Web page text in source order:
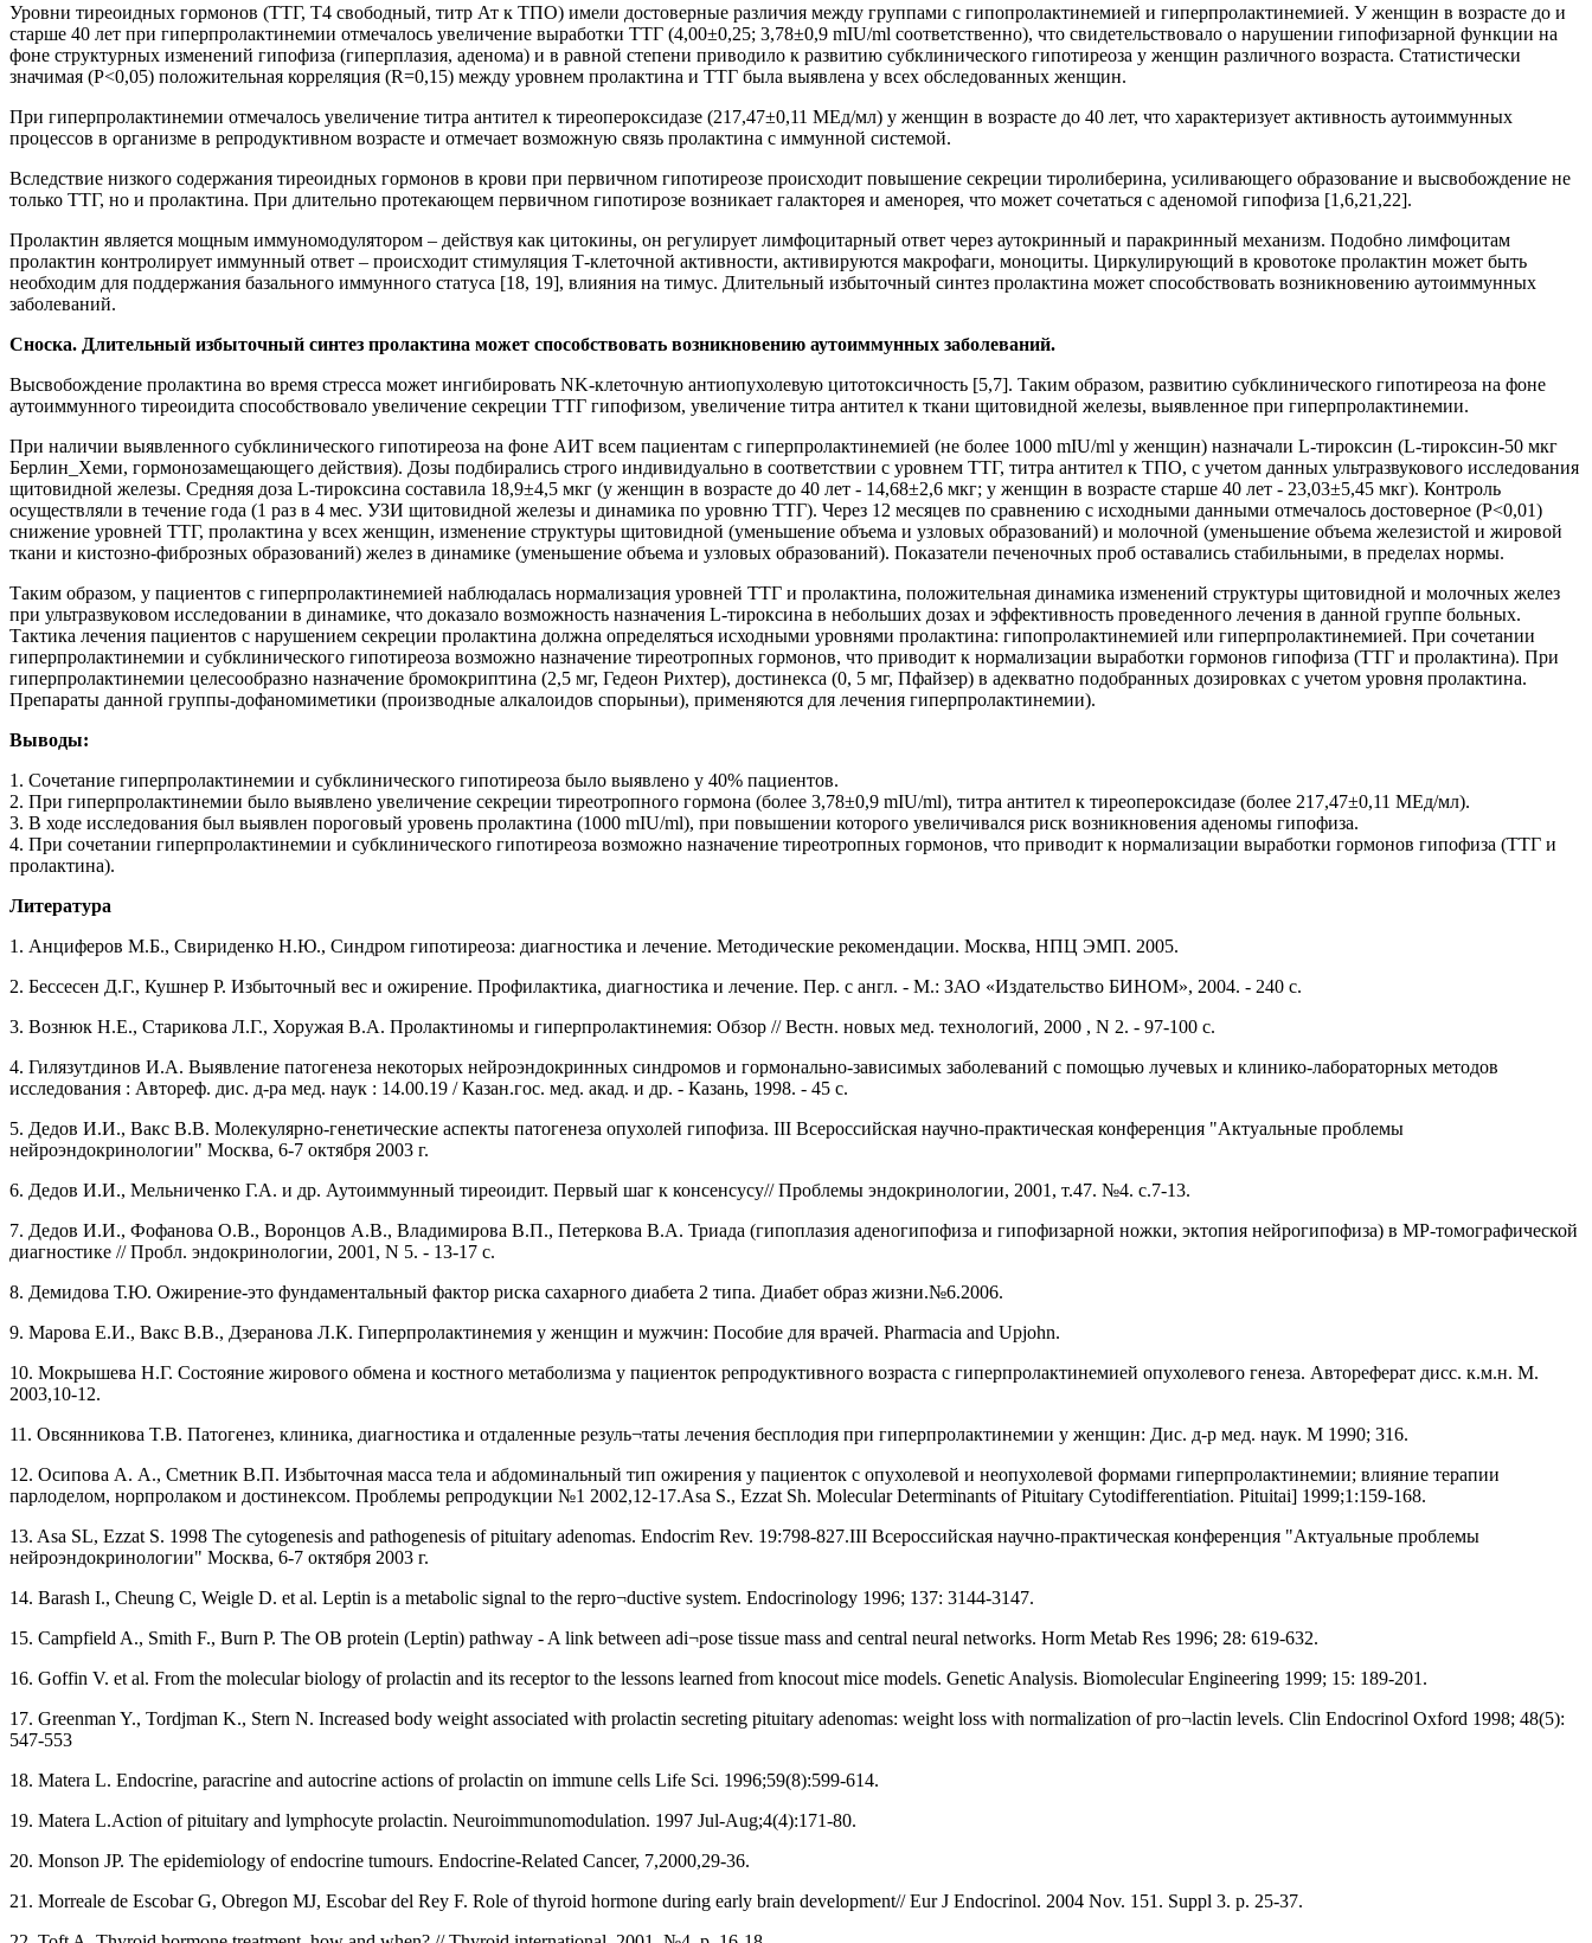
Уровни тиреоидных гормонов (ТТГ, Т4 свободный, титр Ат к ТПО) имели достоверные различия между группами с гипопролактинемией и гиперпролактинемией. У женщин в возрасте до и
старше 40 лет при гиперпролактинемии отмечалось увеличение выработки ТТГ (4,00±0,25; 3,78±0,9 mIU/ml соответственно), что свидетельствовало о нарушении гипофизарной функции на
фоне структурных изменений гипофиза (гиперплазия, аденома) и в равной степени приводило к развитию субклинического гипотиреоза у женщин различного возраста. Статистически
значимая (P<0,05) положительная корреляция (R=0,15) между уровнем пролактина и ТТГ была выявлена у всех обследованных женщин.
При гиперпролактинемии отмечалось увеличение титра антител к тиреопероксидазе (217,47±0,11 МЕд/мл) у женщин в возрасте до 40 лет, что характеризует активность аутоиммунных
процессов в организме в репродуктивном возрасте и отмечает возможную связь пролактина с иммунной системой.
Вследствие низкого содержания тиреоидных гормонов в крови при первичном гипотиреозе происходит повышение секреции тиролиберина, усиливающего образование и высвобождение не
только ТТГ, но и пролактина. При длительно протекающем первичном гипотирозе возникает галакторея и аменорея, что может сочетаться с аденомой гипофиза [1,6,21,22].
Пролактин является мощным иммуномодулятором – действуя как цитокины, он регулирует лимфоцитарный ответ через аутокринный и паракринный механизм. Подобно лимфоцитам
пролактин контролирует иммунный ответ – происходит стимуляция Т-клеточной активности, активируются макрофаги, моноциты. Циркулирующий в кровотоке пролактин может быть
необходим для поддержания базального иммунного статуса [18, 19], влияния на тимус. Длительный избыточный синтез пролактина может способствовать возникновению аутоиммунных
заболеваний.
Сноска. Длительный избыточный синтез пролактина может способствовать возникновению аутоиммунных заболеваний.
Высвобождение пролактина во время стресса может ингибировать NK-клеточную антиопухолевую цитотоксичность [5,7]. Таким образом, развитию субклинического гипотиреоза на фоне
аутоиммунного тиреоидита способствовало увеличение секреции ТТГ гипофизом, увеличение титра антител к ткани щитовидной железы, выявленное при гиперпролактинемии.
При наличии выявленного субклинического гипотиреоза на фоне АИТ всем пациентам с гиперпролактинемией (не более 1000 mIU/ml у женщин) назначали L-тироксин (L-тироксин-50 мкг
Берлин_Хеми, гормонозамещающего действия). Дозы подбирались строго индивидуально в соответствии с уровнем ТТГ, титра антител к ТПО, с учетом данных ультразвукового исследования
щитовидной железы. Средняя доза L-тироксина составила 18,9±4,5 мкг (у женщин в возрасте до 40 лет - 14,68±2,6 мкг; у женщин в возрасте старше 40 лет - 23,03±5,45 мкг). Контроль
осуществляли в течение года (1 раз в 4 мес. УЗИ щитовидной железы и динамика по уровню ТТГ). Через 12 месяцев по сравнению с исходными данными отмечалось достоверное (Р<0,01)
снижение уровней ТТГ, пролактина у всех женщин, изменение структуры щитовидной (уменьшение объема и узловых образований) и молочной (уменьшение объема железистой и жировой
ткани и кистозно-фиброзных образований) желез в динамике (уменьшение объема и узловых образований). Показатели печеночных проб оставались стабильными, в пределах нормы.
Таким образом, у пациентов с гиперпролактинемией наблюдалась нормализация уровней ТТГ и пролактина, положительная динамика изменений структуры щитовидной и молочных желез
при ультразвуковом исследовании в динамике, что доказало возможность назначения L-тироксина в небольших дозах и эффективность проведенного лечения в данной группе больных.
Тактика лечения пациентов с нарушением секреции пролактина должна определяться исходными уровнями пролактина: гипопролактинемией или гиперпролактинемией. При сочетании
гиперпролактинемии и субклинического гипотиреоза возможно назначение тиреотропных гормонов, что приводит к нормализации выработки гормонов гипофиза (ТТГ и пролактина). При
гиперпролактинемии целесообразно назначение бромокриптина (2,5 мг, Гедеон Рихтер), достинекса (0, 5 мг, Пфайзер) в адекватно подобранных дозировках с учетом уровня пролактина.
Препараты данной группы-дофаномиметики (производные алкалоидов спорыньи), применяются для лечения гиперпролактинемии).
Выводы:
1. Сочетание гиперпролактинемии и субклинического гипотиреоза было выявлено у 40% пациентов.
2. При гиперпролактинемии было выявлено увеличение секреции тиреотропного гормона (более 3,78±0,9 mIU/ml), титра антител к тиреопероксидазе (более 217,47±0,11 МЕд/мл).
3. В ходе исследования был выявлен пороговый уровень пролактина (1000 mIU/ml), при повышении которого увеличивался риск возникновения аденомы гипофиза.
4. При сочетании гиперпролактинемии и субклинического гипотиреоза возможно назначение тиреотропных гормонов, что приводит к нормализации выработки гормонов гипофиза (ТТГ и
пролактина).
Литература
1. Анциферов М.Б., Свириденко Н.Ю., Синдром гипотиреоза: диагностика и лечение. Методические рекомендации. Москва, НПЦ ЭМП. 2005.
2. Бессесен Д.Г., Кушнер Р. Избыточный вес и ожирение. Профилактика, диагностика и лечение. Пер. с англ. - М.: ЗАО «Издательство БИНОМ», 2004. - 240 с.
3. Вознюк Н.Е., Старикова Л.Г., Хоружая В.А. Пролактиномы и гиперпролактинемия: Обзор // Вестн. новых мед. технологий, 2000 , N 2. - 97-100 с.
4. Гилязутдинов И.А. Выявление патогенеза некоторых нейроэндокринных синдромов и гормонально-зависимых заболеваний с помощью лучевых и клинико-лабораторных методов
исследования : Автореф. дис. д-ра мед. наук : 14.00.19 / Казан.гос. мед. акад. и др. - Казань, 1998. - 45 с.
5. Дедов И.И., Вакс В.В. Молекулярно-генетические аспекты патогенеза опухолей гипофиза. III Всероссийская научно-практическая конференция "Актуальные проблемы
нейроэндокринологии" Москва, 6-7 октября 2003 г.
6. Дедов И.И., Мельниченко Г.А. и др. Аутоиммунный тиреоидит. Первый шаг к консенсусу// Проблемы эндокринологии, 2001, т.47. №4. с.7-13.
7. Дедов И.И., Фофанова О.В., Воронцов А.В., Владимирова В.П., Петеркова В.А. Триада (гипоплазия аденогипофиза и гипофизарной ножки, эктопия нейрогипофиза) в МР-томографической
диагностике // Пробл. эндокринологии, 2001, N 5. - 13-17 с.
8. Демидова Т.Ю. Ожирение-это фундаментальный фактор риска сахарного диабета 2 типа. Диабет образ жизни.№6.2006.
9. Марова Е.И., Вакс В.В., Дзеранова Л.К. Гиперпролактинемия у женщин и мужчин: Пособие для врачей. Pharmacia and Upjohn.
10. Мокрышева Н.Г. Состояние жирового обмена и костного метаболизма у пациенток репродуктивного возраста с гиперпролактинемией опухолевого генеза. Автореферат дисс. к.м.н. М.
2003,10-12.
11. Овсянникова T.B. Патогенез, клиника, диагностика и отдаленные резуль¬таты лечения бесплодия при гиперпролактинемии у женщин: Дис. д-р мед. наук. М 1990; 316.
12. Осипова А. А., Сметник В.П. Избыточная масса тела и абдоминальный тип ожирения у пациенток с опухолевой и неопухолевой формами гиперпролактинемии; влияние терапии
парлоделом, норпролаком и достинексом. Проблемы репродукции №1 2002,12-17.Asa S., Ezzat Sh. Molecular Determinants of Pituitary Cytodifferentiation. Pituitai] 1999;1:159-168.
13. Asa SL, Ezzat S. 1998 The cytogenesis and pathogenesis of pituitary adenomas. Endocrim Rev. 19:798-827.III Всероссийская научно-практическая конференция "Актуальные проблемы
нейроэндокринологии" Москва, 6-7 октября 2003 г.
14. Barash I., Cheung C, Weigle D. et al. Leptin is a metabolic signal to the repro¬ductive system. Endocrinology 1996; 137: 3144-3147.
15. Campfield A., Smith F., Burn P. The OB protein (Leptin) pathway - A link between adi¬pose tissue mass and central neural networks. Horm Metab Res 1996; 28: 619-632.
16. Goffin V. et al. From the molecular biology of prolactin and its receptor to the lessons learned from knocout mice models. Genetic Analysis. Biomolecular Engineering 1999; 15: 189-201.
17. Greenman Y., Tordjman K., Stern N. Increased body weight associated with prolactin secreting pituitary adenomas: weight loss with normalization of pro¬lactin levels. Clin Endocrinol Oxford 1998; 48(5):
547-553
18. Matera L. Endocrine, paracrine and autocrine actions of prolactin on immune cells Life Sci. 1996;59(8):599-614.
19. Matera L.Action of pituitary and lymphocyte prolactin. Neuroimmunomodulation. 1997 Jul-Aug;4(4):171-80.
20. Monson JP. The epidemiology of endocrine tumours. Endocrine-Related Cancer, 7,2000,29-36.
21. Morreale de Escobar G, Obregon MJ, Escobar del Rey F. Role of thyroid hormone during early brain development// Eur J Endocrinol. 2004 Nov. 151. Suppl 3. p. 25-37.